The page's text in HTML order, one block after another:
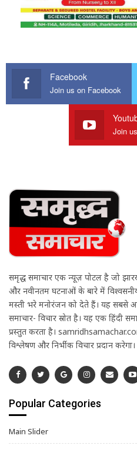
Facebook
Join us on Facebook
Join
समृद्ध समाचार एक न्यूज़ पोर्टल है जो
और नवीनतम घटनाओं के बारे में
मस्ती भरे मनोरंजन को देते हैं। यह सबसे
समाचार- विचार स्रोत है। यह एक हिंदी
प्रस्तुत करता है।
विश्लेषण और निर्भीक विचार प्रदान करेगा।
Popular Categories
Main Slider